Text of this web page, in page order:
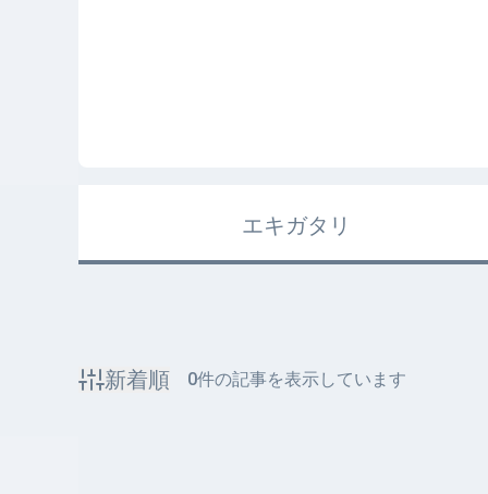
エキガタリ
新着順 0件の記事を表示しています